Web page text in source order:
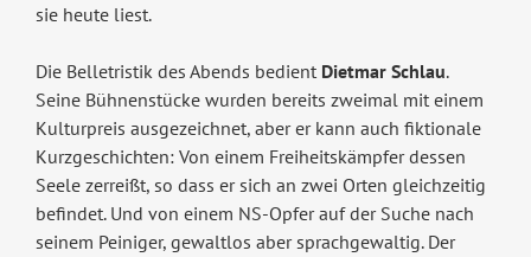
sie heute liest.
Die Belletristik des Abends bedient Dietmar Schlau.
Seine Bühnenstücke wurden bereits zweimal mit einem
Kulturpreis ausgezeichnet, aber er kann auch fiktionale
Kurzgeschichten: Von einem Freiheitskämpfer dessen
Seele zerreißt, so dass er sich an zwei Orten gleichzeitig
befindet. Und von einem NS-Opfer auf der Suche nach
seinem Peiniger, gewaltlos aber sprachgewaltig. Der